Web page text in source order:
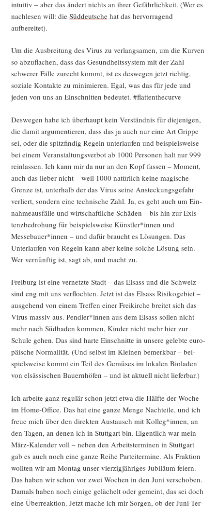
intui­tiv – aber das ändert nichts an ihrer Gefähr­lich­keit. (Wer es
nach­le­sen will: die Süd­deut­schehat das her­vor­ra­gend
aufbereitet).
Um die Aus­brei­tung des Virus zu ver­lang­sa­men, um die Kur­ven
so abzu­fla­chen, dass das Gesund­heits­sys­tem mit der Zahl
schwe­rer Fäl­le zurecht kommt, ist es des­we­gen jetzt rich­tig,
sozia­le Kon­tak­te zu mini­mie­ren. Egal, was das für jede und
jeden von uns an Ein­schnit­ten bedeu­tet. #flat­ten­the­cur­ve
Des­we­gen habe ich über­haupt kein Ver­ständ­nis für die­je­ni­gen,
die damit argu­men­tie­ren, dass das ja auch nur eine Art Grip­pe
sei, oder die spitz­fin­dig Regeln unter­lau­fen und bei­spiels­wei­se
bei einem Ver­an­stal­tungs­ver­bot ab 1000 Per­so­nen halt nur 999
rein­las­sen. Ich kann mir da nur an den Kopf fas­sen – Moment,
auch das lie­ber nicht – weil 1000 natür­lich kei­ne magi­sche
Gren­ze ist, unter­halb der das Virus sei­ne Anste­ckungs­ge­fahr
ver­liert, son­dern eine tech­ni­sche Zahl. Ja, es geht auch um Ein­
nah­me­aus­fäl­le und wirt­schaft­li­che Schä­den – bis hin zur Exis­
tenz­be­dro­hung für bei­spiels­wei­se Künstler*innen und
Messebauer*innen – und dafür braucht es Lösun­gen. Das
Unter­lau­fen von Regeln kann aber kei­ne sol­che Lösung sein.
Wer ver­nünf­tig ist, sagt ab, und macht zu.
Frei­burg ist eine ver­netz­te Stadt – das Elsass und die Schweiz
sind eng mit uns ver­floch­ten. Jetzt ist das Elsass Risi­ko­ge­biet –
aus­ge­hend von einem Tref­fen einer Frei­kir­che brei­tet sich das
Virus mas­siv aus. Pendler*innen aus dem Elsass sol­len nicht
mehr nach Süd­ba­den kom­men, Kin­der nicht mehr hier zur
Schu­le gehen. Das sind har­te Ein­schnit­te in unse­re geleb­te euro­
päi­sche Nor­ma­li­tät. (Und selbst im Klei­nen bemerk­bar – bei­
spiels­wei­se kommt ein Teil des Gemü­ses im loka­len Bio­la­den
von elsäs­si­schen Bau­ern­hö­fen – und ist aktu­ell nicht lieferbar.)
Ich arbei­te ganz regu­lär schon jetzt etwa die Hälf­te der Woche
im Home-Office. Das hat eine gan­ze Men­ge Nach­tei­le, und ich
freue mich über den direk­ten Aus­tausch mit Kolleg*innen, an
den Tagen, an denen ich in Stutt­gart bin. Eigent­lich war mein
März-Kalen­der voll – neben den Arbeits­ter­mi­nen in Stutt­gart
gab es auch noch eine gan­ze Rei­he Par­tei­ter­mi­ne. Als Frak­ti­on
woll­ten wir am Mon­tag unser vier­zig­jäh­ri­ges Jubi­lä­um fei­ern.
Das haben wir schon vor zwei Wochen in den Juni ver­scho­ben.
Damals haben noch eini­ge gelä­chelt oder gemeint, das sei doch
eine Über­re­ak­ti­on. Jetzt mache ich mir Sor­gen, ob der Juni-Ter­